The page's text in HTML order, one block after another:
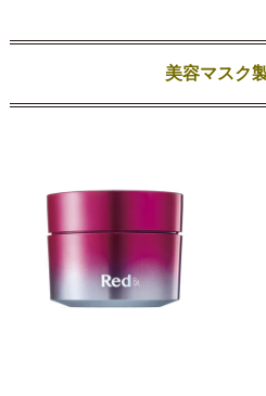
美容マスク